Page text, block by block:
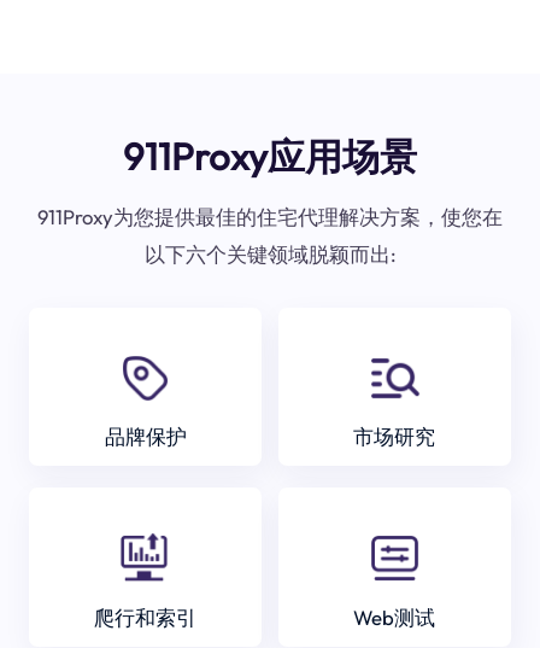
911Proxy应用场景
911Proxy为您提供最佳的住宅代理解决方案，使您在
以下六个关键领域脱颖而出:
品牌保护 市场研究
爬行和索引 Web测试